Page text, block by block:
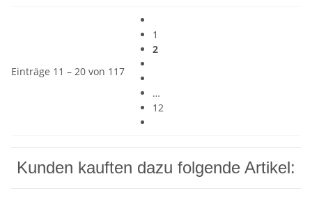
Einträge 11 – 20 von 117
1
2
…
12
Kunden kauften dazu folgende Artikel: